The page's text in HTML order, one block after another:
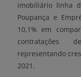
imobiliário linha
Poupança e
10,1% em
contratações
representando
2021.